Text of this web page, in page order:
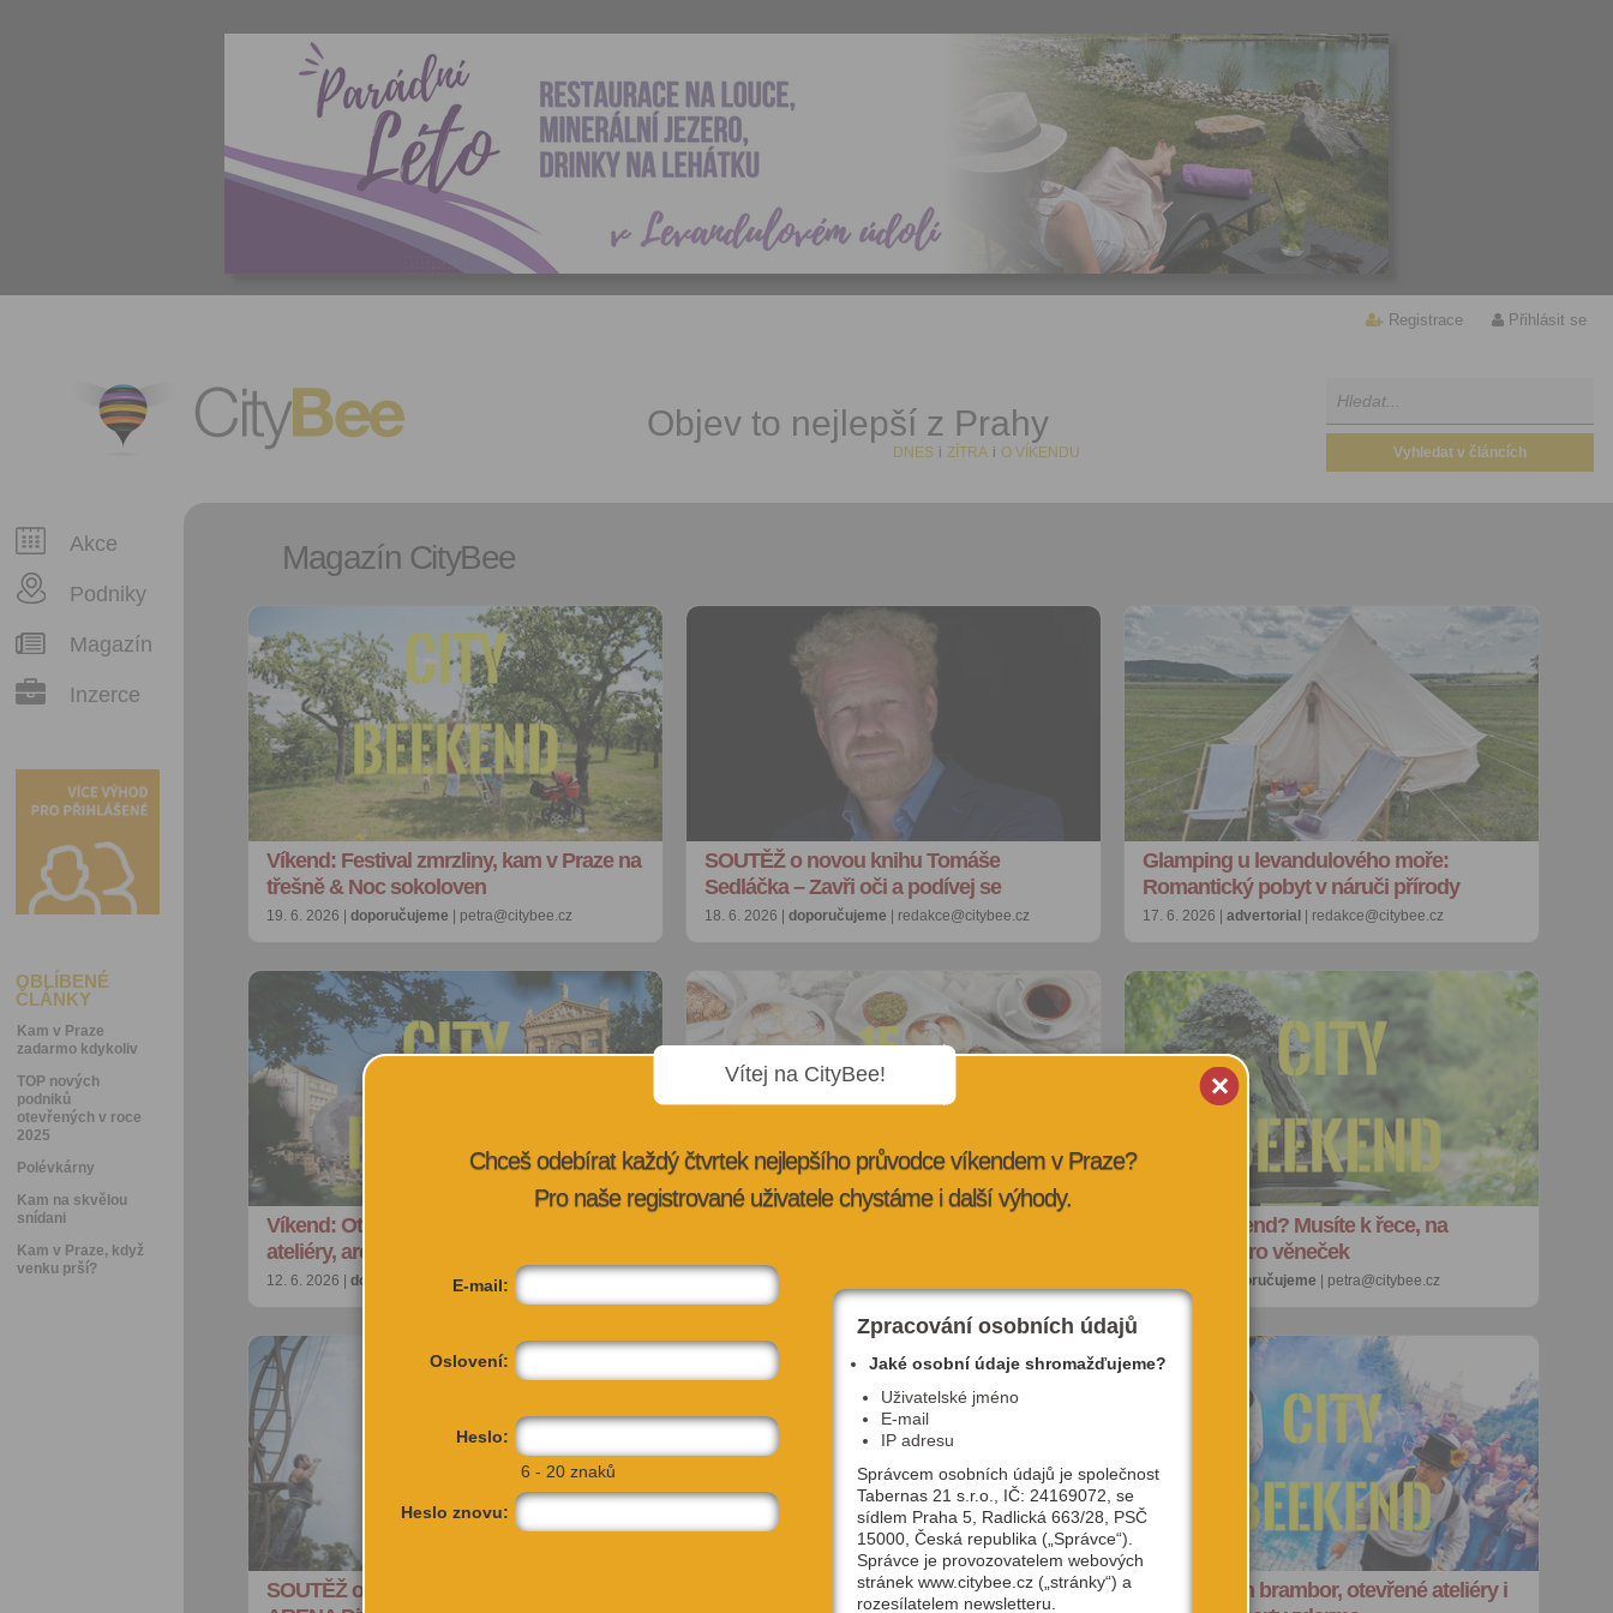
Registrace Přihlásit se
CityBee Objev to nejlepší z Prahy
DNES i ZÍTRA i O VÍKENDU
Akce
Podniky
Magazín
Inzerce
OBLÍBENÉ
ČLÁNKY
Kam v Praze
zadarmo kdykoliv
TOP nových
podniků
otevřených v roce
2025
Polévkárny
Kam na skvělou
snídani
Kam v Praze, když
venku prší?
Magazín CityBee
Víkend: Festival zmrzliny, kam v Praze na
třešně & Noc sokoloven
19. 6. 2026 | doporučujeme | petra@citybee.cz
SOUTĚŽ o novou knihu Tomáše
Sedláčka – Zavři oči a podívej se
18. 6. 2026 | doporučujeme | redakce@citybee.cz
Glamping u levandulového moře:
Romantický pobyt v náruči přírody
17. 6. 2026 | advertorial | redakce@citybee.cz
Víkend: Otevřená muzea, zahrady,
ateliéry, archiv i podzemní kryt
12. 6. 2026 | doporučujeme | redakce@citybee.cz 8. 6. 2026 |
Plán na víkend? Musíte k řece, na
Kulaťák a pro věneček
doporučujeme | petra@citybee.cz
SOUTĚŽ o 10 vstupenek na Festival
Kam v červnu v Praze ZADARMO:
Víkend: Den brambor, otevřené ateliéry i
Vítej na CityBee!
Chceš odebírat každý čtvrtek nejlepšího průvodce víkendem v Praze?
Pro naše registrované uživatele chystáme i další výhody.
E-mail:
Oslovení:
Heslo:
6 - 20 znaků
Heslo znovu:
Zpracování osobních údajů
Jaké osobní údaje shromažďujeme?
Uživatelské jméno
E-mail
IP adresu
Správcem osobních údajů je společnost
Tabernas 21 s.r.o., IČ: 24169072, se
sídlem Praha 5, Radlická 663/28, PSČ
15000, Česká republika („Správce“).
Správce je provozovatelem webových
stránek www.citybee.cz („stránky“) a
rozesílatelem newsletteru.